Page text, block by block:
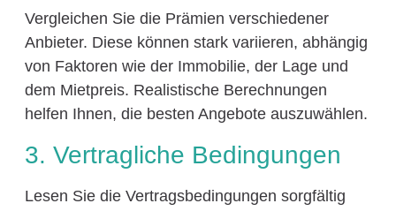
Vergleichen Sie die Prämien verschiedener
Anbieter. Diese können stark variieren, abhängig
von Faktoren wie der Immobilie, der Lage und
dem Mietpreis. Realistische Berechnungen
helfen Ihnen, die besten Angebote auszuwählen.
3. Vertragliche Bedingungen
Lesen Sie die Vertragsbedingungen sorgfältig